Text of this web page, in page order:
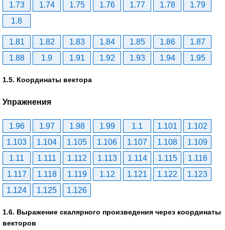
1.73
1.74 1.75 1.76 1.77 1.78
1.79
1.8
1.81 1.82 1.83 1.84 1.85 1.86
1.87
1.88
1.9 1.91 1.92 1.93 1.94 1.95
1.5. Координаты вектора
Упражнения
1.96 1.97 1.98 1.99 1.1 1.101
1.102
1.103
1.104 1.105 1.106 1.107 1.108
1.109
1.11
1.111 1.112 1.113 1.114 1.115
1.116
1.117
1.118 1.119 1.12 1.121 1.122
1.123
1.124
1.125 1.126
1.6. Выражение скалярного произведения через координаты
векторов